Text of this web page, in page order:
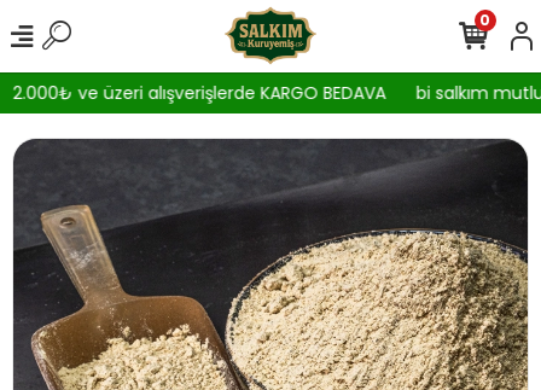
2.000₺ ve üzeri alışverişlerde KARGO BEDAVA bi salkım
0